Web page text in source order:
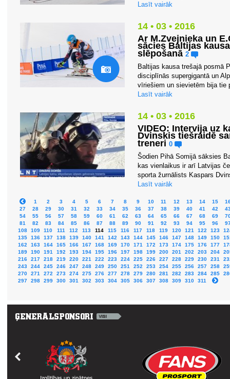
Lasīt vairāk
14 • 03 • 2016
Ar M.Zvejnieka un
sācies Baltijas
slēpošanā 2
Baltijas kausa trešajā posmā
disciplīnās supergigantā un
vīriešiem un sievietēm bija tie
Lasīt vairāk
14 • 03 • 2016
VIDEO: Intervija uz
Dvinskis tiešraidē
treneri 0
Šodien Pihā Somijā sāksies
kas vienlaikus ir arī Latvijas
sporta žurnālists Kaspars
Lasīt vairāk
1 2 3 4 5 6 7 8 9 10 11 12 13 14 15
27
28 29 30 31 32 33 34 35 36 37 38 39 40 41 42
54
55 56 57 58 59 60 61 62 63 64 65 66 67 68 69
81
82 83 84 85 86 87 88 89 90 91 92 93 94 95 96
108
109 110 111 112 113 114 115 116 117 118 119 120 121 122 123
135
136 137 138 139 140 141 142 143 144 145 146 147 148 149 150
162
163 164 165 166 167 168 169 170 171 172 173 174 175 176 177
189
190 191 192 193 194 195 196 197 198 199 200 201 202 203 204
216
217 218 219 220 221 222 223 224 225 226 227 228 229 230 231
243
244 245 246 247 248 249 250 251 252 253 254 255 256 257 258
270
271 272 273 274 275 276 277 278 279 280 281 282 283 284 285
297
298 299 300 301 302 303 304 305 306 307 308 309 310 311